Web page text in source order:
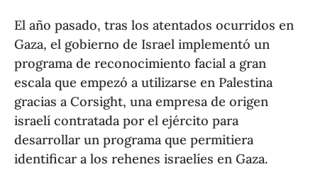
El año pasado, tras los atentados ocurridos en
Gaza, el gobierno de Israel implementó un
programa de reconocimiento facial a gran
escala que empezó a utilizarse en Palestina
gracias a Corsight, una empresa de origen
israelí contratada por el ejército para
desarrollar un programa que permitiera
identificar a los rehenes israelíes en Gaza.